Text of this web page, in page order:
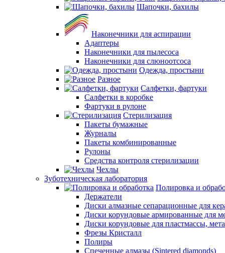
Шапочки, бахилы
Наконечники для аспирации
Адаптеры
Наконечники для пылесоса
Наконечники для слюноотсоса
Одежда, простыни
Разное
Салфетки, фартуки
Салфетки в коробке
Фартуки в рулоне
Стерилизация
Пакеты бумажные
Журналы
Пакеты комбинированные
Рулоны
Средства контроля стерилизации
Чехлы
Зуботехническая лаборатория
Полировка и
Держатели
Диски алмазные сепарационные для
Диски корундовые армированные для
Диски корундовые для пластмассы,
Фрезы Кристалл
Полиры
Спеченные алмазы (Sintered diamonds)